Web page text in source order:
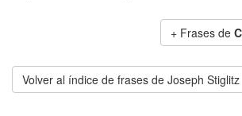
+ Frases de
Volver al índice de frases de Joseph Stiglitz